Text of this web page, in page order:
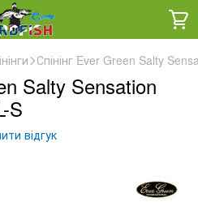
Спінінг Ever Green Salty
Salty Sensation
S
відгук